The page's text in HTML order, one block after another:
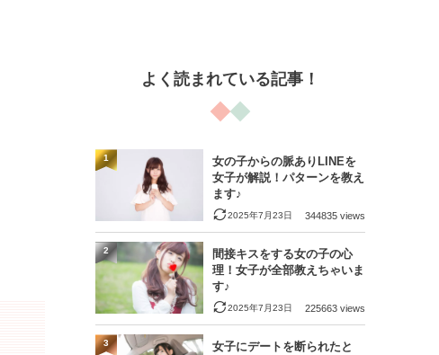
よく読まれている記事！
女の子からの脈ありLINEを
女子が解説！パターンを教え
ます♪
2025年7月23日 344835 views
1
間接キスをする女の子の心
理！女子が全部教えちゃいま
す♪
2025年7月23日 225663 views
2
女子にデートを断られたと
3